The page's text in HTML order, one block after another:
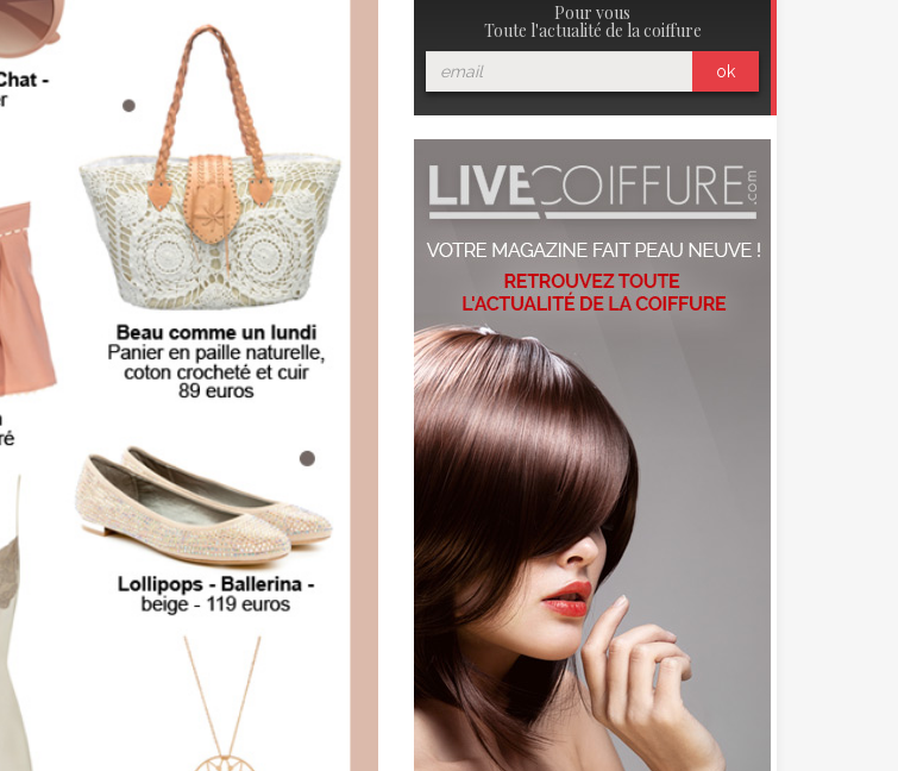
Pour vous
Toute l'actualité de la coiffure
ok